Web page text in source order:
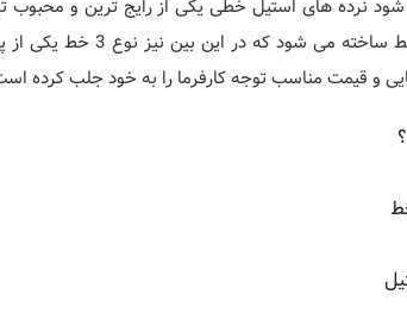
استیل, 4 خط ,5 خط و 7
و قیمت مناسب توجه کارفرما را به خود جلب کرده